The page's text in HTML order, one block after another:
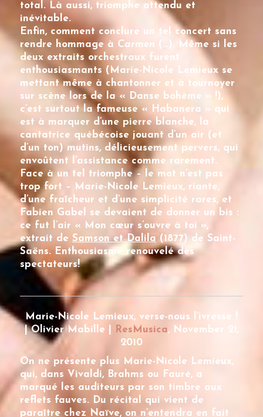
total. Là aussi, triomphe attendu et
inévitable.
Enfin, comment conclure un tel concert sans
rendre hommage à Carmen (…). Même si les
deux extraits orchestraux furent
enthousiasmants ( Marie-Nicole Lemieux se
mettant même à chantonner et à tournoyer
sur scène lors de la « Danse bohème » !),
c’est surtout la fameuse « Habanera » qui
est à marquer d’une pierre blanche, la
cantatrice québécoise jouant d’un air (et
d’un ton) mutins, délicieusement pervers, qui
envoûtent l’assistance comme rarement.
Face à un tel triomphe – le mot n’est pas
trop fort –
Marie-Nicole Lemieux, riante,
d’une fraîcheur et d’une simplicité rares, et
Fabien Gabel se devaient de donner un bis :
ce fut l’air « Mon cœur s’ouvre à toi »,
extrait deSamson et Dalila (1877) de Saint-
Saëns. Enthousiasme renouvelé des
spectateurs!
Marie-Nicole Lemieux, verse-nous l’ivresse !
| Olivier Mabille |
ResMusica, November 21,
2010
On ne présente plus
Marie-Nicole Lemieux,
qui, dans Vivaldi, Brahms ou Fauré, a
marqué les auditeurs par son timbre aux
reflets fauves. Du récital qui vient de
paraître chez Naïve, on n’entendra en fait